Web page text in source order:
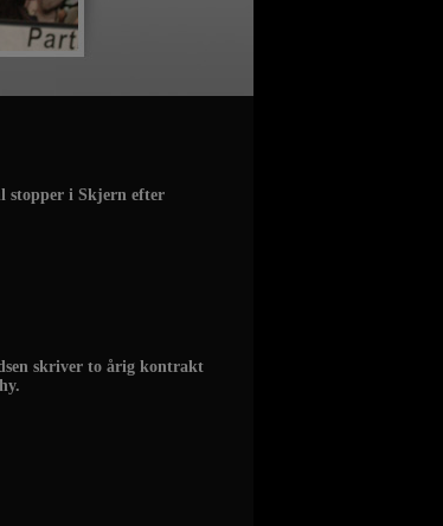
stopper i Skjern efter
skriver to årig kontrakt